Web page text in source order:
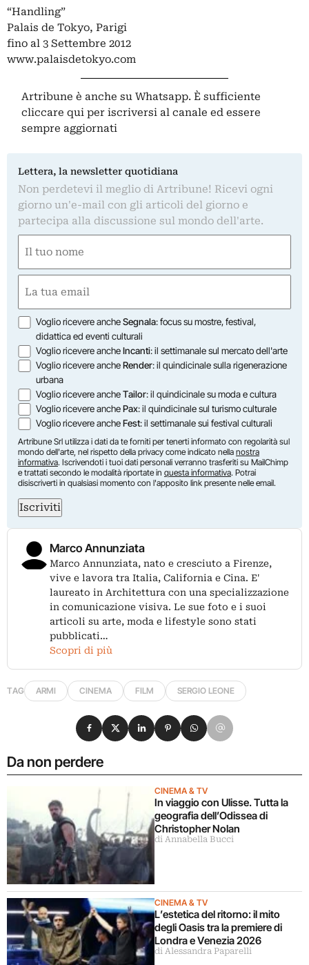
“Handling”
Palais de Tokyo, Parigi
fino al 3 Settembre 2012
www.palaisdetokyo.com
Artribune è anche su Whatsapp. È sufficiente
cliccare qui per iscriversi al canale ed essere
sempre aggiornati
Lettera, la newsletter quotidiana
Non perdetevi il meglio di Artribune! Ricevi ogni
giorno un'e-mail con gli articoli del giorno e
partecipa alla discussione sul mondo dell'arte.
(Required)
First
(Required)
Opzioni
Voglio ricevere ancheSegnala: focus su mostre, festival,
didattica ed eventi culturali
Voglio ricevere ancheIncanti: il settimanale sul mercato dell'arte
Voglio ricevere ancheRender: il quindicinale sulla rigenerazione
urbana
Voglio ricevere ancheTailor: il quindicinale su moda e cultura
Voglio ricevere anchePax: il quindicinale sul turismo culturale
Voglio ricevere ancheFest: il settimanale sui festival culturali
Artribune Srl utilizza i dati da te forniti per tenerti informato con regolarità sul
mondo dell'arte, nel rispetto della privacy come indicato nella nostra
informativa. Iscrivendoti i tuoi dati personali verranno trasferiti su MailChimp
e trattati secondo le modalità riportate in questa informativa. Potrai
disiscriverti in qualsiasi momento con l'apposito link presente nelle email.
Iscriviti
Marco Annunziata
Marco Annunziata, nato e cresciuto a Firenze,
vive e lavora tra Italia, California e Cina. E'
laureato in Architettura con una specializzazione
in comunicazione visiva. Le sue foto e i suoi
articoli su arte, moda e lifestyle sono stati
pubblicati…
Scopri di più
TAG ARMI CINEMA FILM SERGIO LEONE
Da non perdere
CINEMA & TV
In viaggio con Ulisse. Tutta la
geografia dell’Odissea di
Christopher Nolan
di Annabella Bucci
CINEMA & TV
L’estetica del ritorno: il mito
degli Oasis tra la premiere di
Londra e Venezia 2026
di Alessandra Paparelli
Condividi su Facebook
Condividi su X
Condividi su LinkedIn
Condividi su Pinterest
Condividi su WhatsApp
Condividi su Email